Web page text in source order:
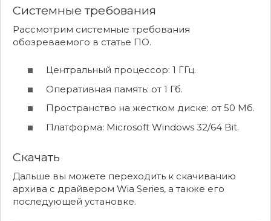
Системные требования
Рассмотрим системные требования
обозреваемого в статье ПО.
Центральный процессор: 1 ГГц.
Оперативная память: от 1 Гб.
Пространство на жестком диске: от 50 Мб.
Платформа: Microsoft Windows 32/64 Bit.
Скачать
Дальше вы можете переходить к скачиванию
архива с драйвером Wia Series, а также его
последующей установке.